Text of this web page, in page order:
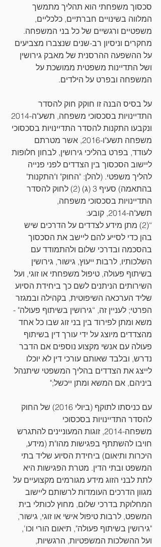
סכסוך משפחתי הוא תהליך מתמשך
המלווה בשינויים חברתיים, כלכליים,
משפטיים ורגשיים של כל בני המשפחה.
מחקרים וניסיון רב-שנים שנצברו מצביעים
על ההשפעה ההרסנית של מאבק גירושין
ושל התדיינות משפטית ממושכת על
המשפחה ובפרט על הילדים.
על בסיס הבנה זו חוקק חוק להסדר
ונקבעו התקנות להסדר התדיינויות בסכסוכי
משפחה תשע"ו-2016, אשר מטרתם
לעודד, בפרט בהליכי גירושין, לבחון חלופות
ליישוב הסכסוך בין הצדדים לפני פנייה
להליך משפטי. (להלן: "החוק" ו"התקנות"
בהתאמה) סעיף 3 (ג) (2) לחוק להסדר
התדיינויות בסכסוכי משפחה,
תשע"ה-2014, קובע:
“(2) מתן מידע לצדדים על הדרכים שיש
בהן כדי לסייע להם ליישב את הסכסוך
בהסכמה ובדרכי שלום ולהתמודד עם
השלכותיו, לרבות ייעוץ, גישור, גירושין
בשיתוף פעולה, טיפול משפחתי או זוגי, ועל
השירותים הניתנים לשם כך ביחידת הסיוע
שליד הערכאה השיפוטית, בקהילה ובמגזר
הפרטי; לעניין זה, “גירושין בשיתוף פעולה" -
משא ומתן לפירוד בין בני זוג שבו כל אחד
מהצדדים מיוצג על ידי עורך דין בשיתוף
פעולה עם אנשי מקצוע נוספים אם הדבר
נדרש, ובלבד שאותם עורכי דין לא יוכלו
לייצג את הצדדים בהליך המשפטי שיתנהל
ביניהם, אם המשא ומתן ייכשל;"
עם כניסתו לתוקף (ביולי 2016) של החוק
להסדר התדיינויות בסכסוכי
משפחה-2014, זוגות המעוניינים להתגרש
חויבו להשתתף בפגישות מהו"ת (מידע,
היכרות ותיאום) ביחידת הסיוע שליד בתי
המשפט ובתי הדין. מטרת הפגישות היא
לתת לבני הזוג מידע מגורמים מקצועיים על
מגוון הדרכים העומדות לרשותם ליישוב
המחלוקת בדרכי שלום, מחוץ לכותלי בית
המשפט, לרבות טיפול אישי או זוגי, גישור,
"גירושין בשיתוף פעולה", תיאום הורי וכו',
ועל ההשלכות המשפטיות, הרגשיות,